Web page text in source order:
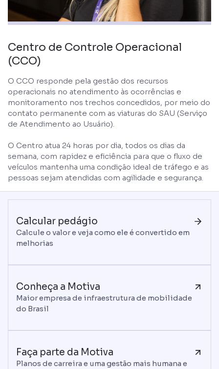
Centro de Controle Operacional
(CCO)
O CCO responde pela gestão dos recursos
operacionais no atendimento às ocorrências e
monitoramento nos trechos concedidos, por meio do
contato permanente com as viaturas do SAU (Serviço
de Atendimento ao Usuário).
O Centro atua 24 horas por dia, todos os dias da
semana, com rapidez e eficiência para que o fluxo de
veículos mantenha uma condição ideal de tráfego e as
pessoas sejam atendidas com agilidade e segurança.
Calcular pedágio
Calcule o valor e veja como ele é convertido em
melhorias
Conheça a Motiva
Maior empresa de infraestrutura de mobilidade
do Brasil
Faça parte da Motiva
Planos de carreira e uma gestão mais humana e